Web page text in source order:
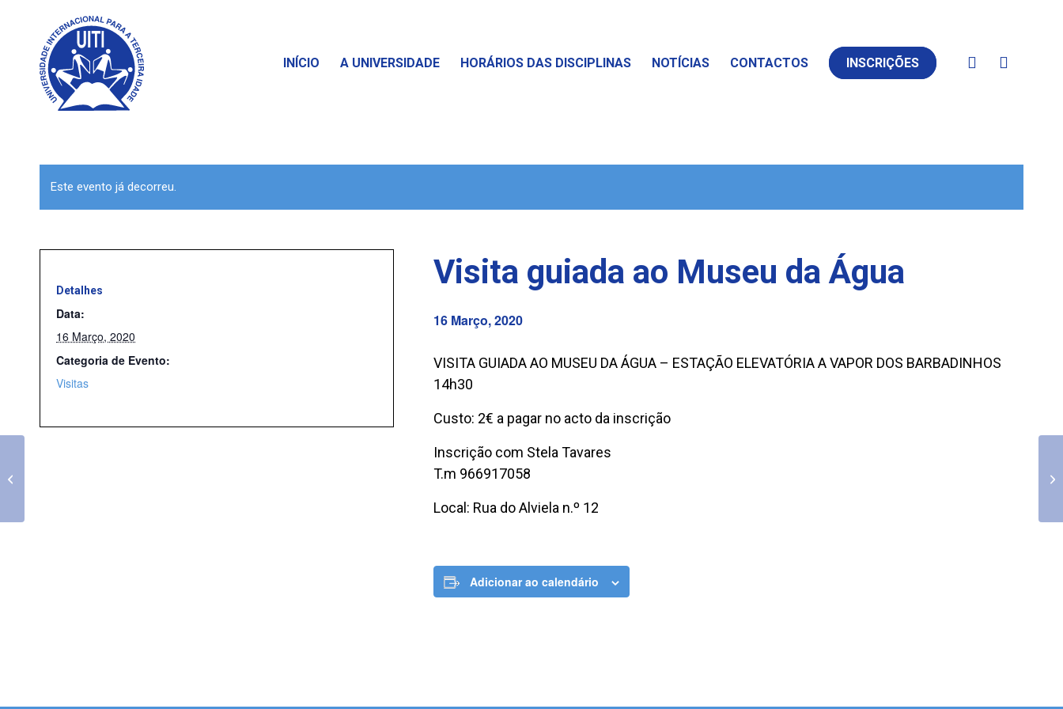
INÍCIO A UNIVERSIDADE HORÁRIOS DAS DISCIPLINAS NOTÍCIAS CONTACTOS INSCRIÇÕES
Este evento já decorreu.
Visita guiada ao Museu da Água
16 Março, 2020
VISITA GUIADA AO MUSEU DA ÁGUA – ESTAÇÃO ELEVATÓRIA A VAPOR DOS BARBADINHOS
14h30
Custo: 2€ a pagar no acto da inscrição
Inscrição com Stela Tavares
T.m 966917058
Local: Rua do Alviela n.º 12
Adicionar ao calendário
Detalhes
Data:
16 Março, 2020
Categoria de Evento:
Visitas